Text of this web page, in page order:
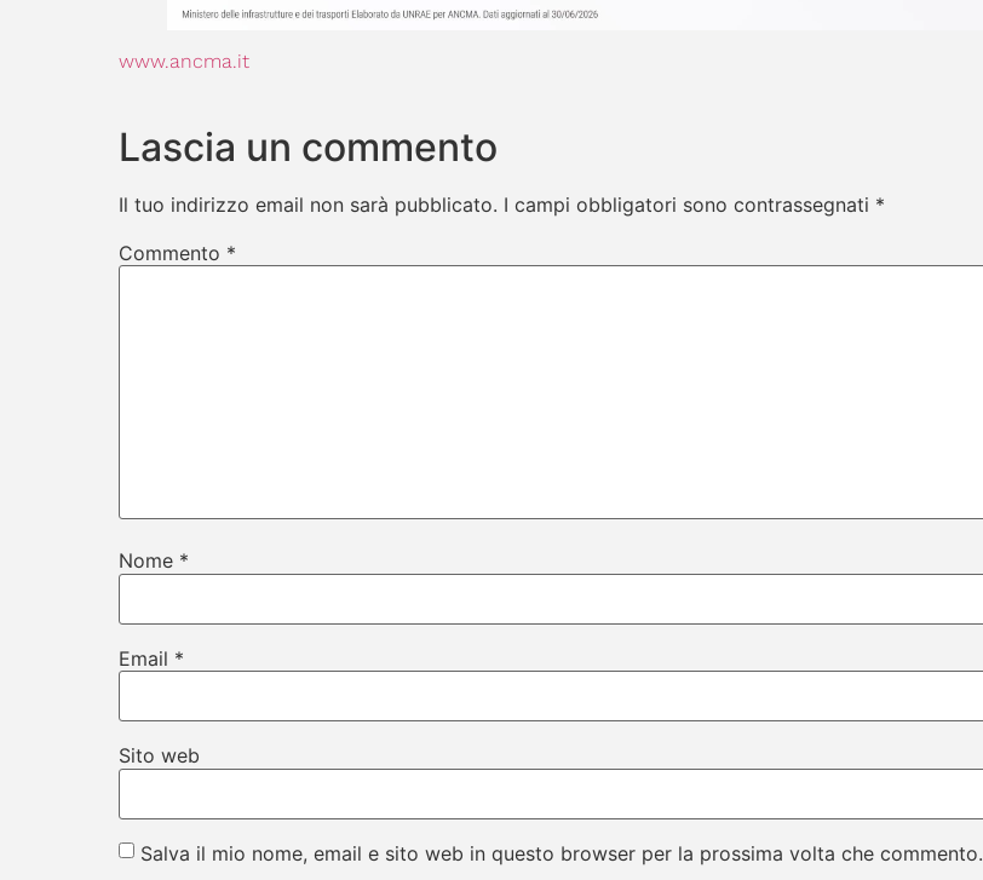
www.ancma.it
Lascia un commento
Il tuo indirizzo email non sarà pubblicato. I campi obbligatori sono contrassegnati *
Commento *
Nome *
Email *
Sito web
Salva il mio nome, email e sito web in questo browser per la prossima volta che commento.